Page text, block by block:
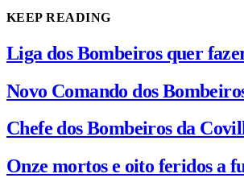
KEEP READING
Liga dos Bombeiros quer
Novo Comando dos
Chefe dos Bombeiros da
Onze mortos e oito feridos a